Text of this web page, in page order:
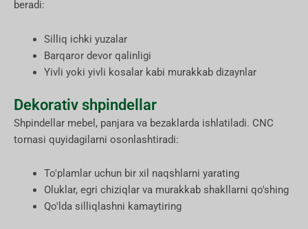
beradi:
Silliq ichki yuzalar
Barqaror devor qalinligi
Yivli yoki yivli kosalar kabi murakkab dizaynlar
Dekorativ shpindellar
Shpindellar mebel, panjara va bezaklarda ishlatiladi. CNC
tornasi quyidagilarni osonlashtiradi:
To'plamlar uchun bir xil naqshlarni yarating
Oluklar, egri chiziqlar va murakkab shakllarni qo'shing
Qo'lda silliqlashni kamaytiring